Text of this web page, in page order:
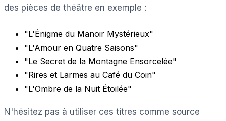
des pièces de théâtre en exemple :
"L'Énigme du Manoir Mystérieux"
"L'Amour en Quatre Saisons"
"Le Secret de la Montagne Ensorcelée"
"Rires et Larmes au Café du Coin"
"L'Ombre de la Nuit Étoilée"
N'hésitez pas à utiliser ces titres comme source